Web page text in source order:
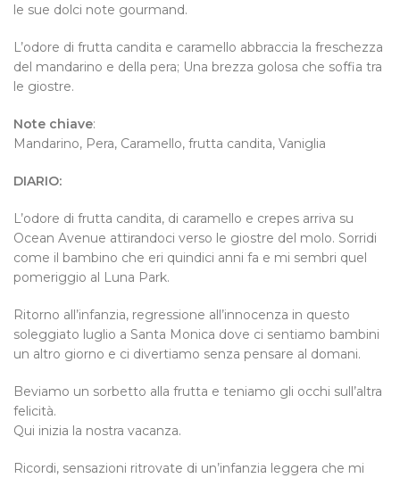
le sue dolci note gourmand.
L’odore di frutta candita e caramello abbraccia la freschezza
del mandarino e della pera; Una brezza golosa che soffia tra
le giostre.
Note chiave:
Mandarino, Pera, Caramello, frutta candita, Vaniglia
DIARIO:
L’odore di frutta candita, di caramello e crepes arriva su
Ocean Avenue attirandoci verso le giostre del molo. Sorridi
come il bambino che eri quindici anni fa e mi sembri quel
pomeriggio al Luna Park.
Ritorno all’infanzia, regressione all’innocenza in questo
soleggiato luglio a Santa Monica dove ci sentiamo bambini
un altro giorno e ci divertiamo senza pensare al domani.
Beviamo un sorbetto alla frutta e teniamo gli occhi sull’altra
felicità.
Qui inizia la nostra vacanza.
Ricordi, sensazioni ritrovate di un’infanzia leggera che mi